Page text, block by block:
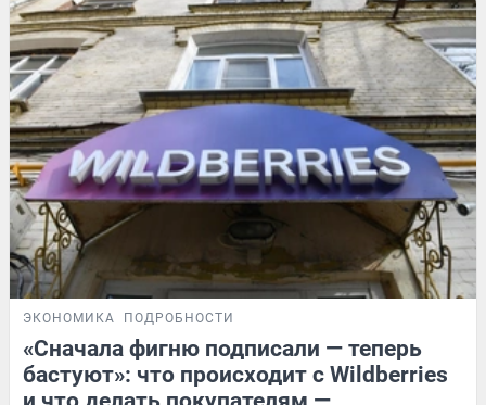
ЭКОНОМИКА ПОДРОБНОСТИ
«Сначала фигню подписали — теперь
бастуют»: что происходит с Wildberries